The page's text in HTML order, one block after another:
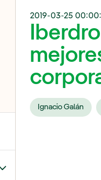
Alternar submenu de
2019-03-25
Ignacio Galán